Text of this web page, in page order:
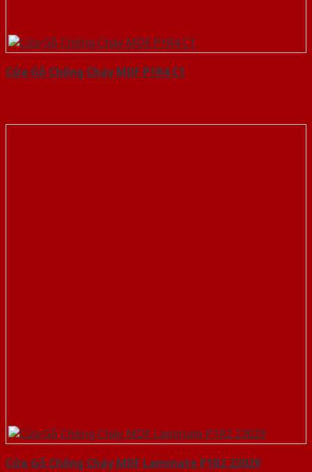
Cửa Gỗ Chống Cháy MDF P1R4 C1
Cửa Gỗ Chống Cháy MDF Laminate P1R2 23029